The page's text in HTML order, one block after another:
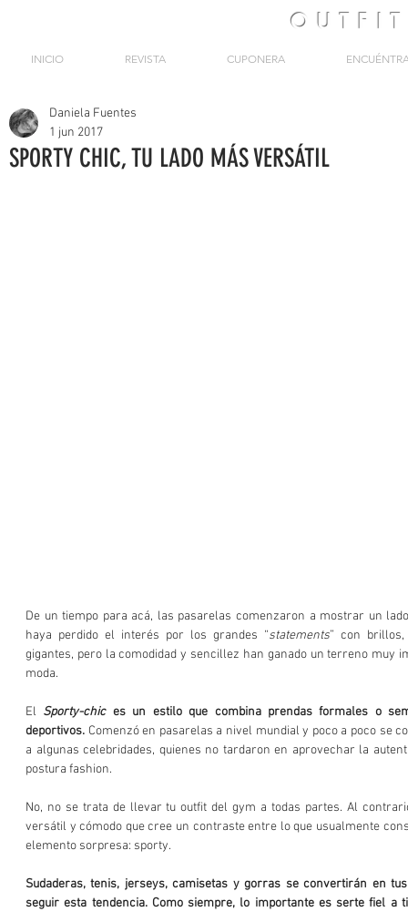
OUTFIT
INICIO REVISTA CUPONERA
SPORTY CHIC, TU LADO MÁS VERSÁTIL
Daniela Fuentes
1 jun 2017
De un tiempo para acá, las pasarelas comenzaron a mostrar un
haya perdido el interés por los grandes “statements” con
gigantes, pero la comodidad y sencillez han ganado un terreno muy
moda.
El Sporty-chic es un estilo que combina prendas formales o
deportivos. Comenzó en pasarelas a nivel mundial y poco a poco se
a algunas celebridades, quienes no tardaron en aprovechar la
postura fashion.
No, no se trata de llevar tu outfit del gym a todas partes. Al
versátil y cómodo que cree un contraste entre lo que usualmente
elemento sorpresa: sporty.
Sudaderas, tenis, jerseys, camisetas y gorras se convertirán en
seguir esta tendencia. Como siempre, lo importante es serte fiel a